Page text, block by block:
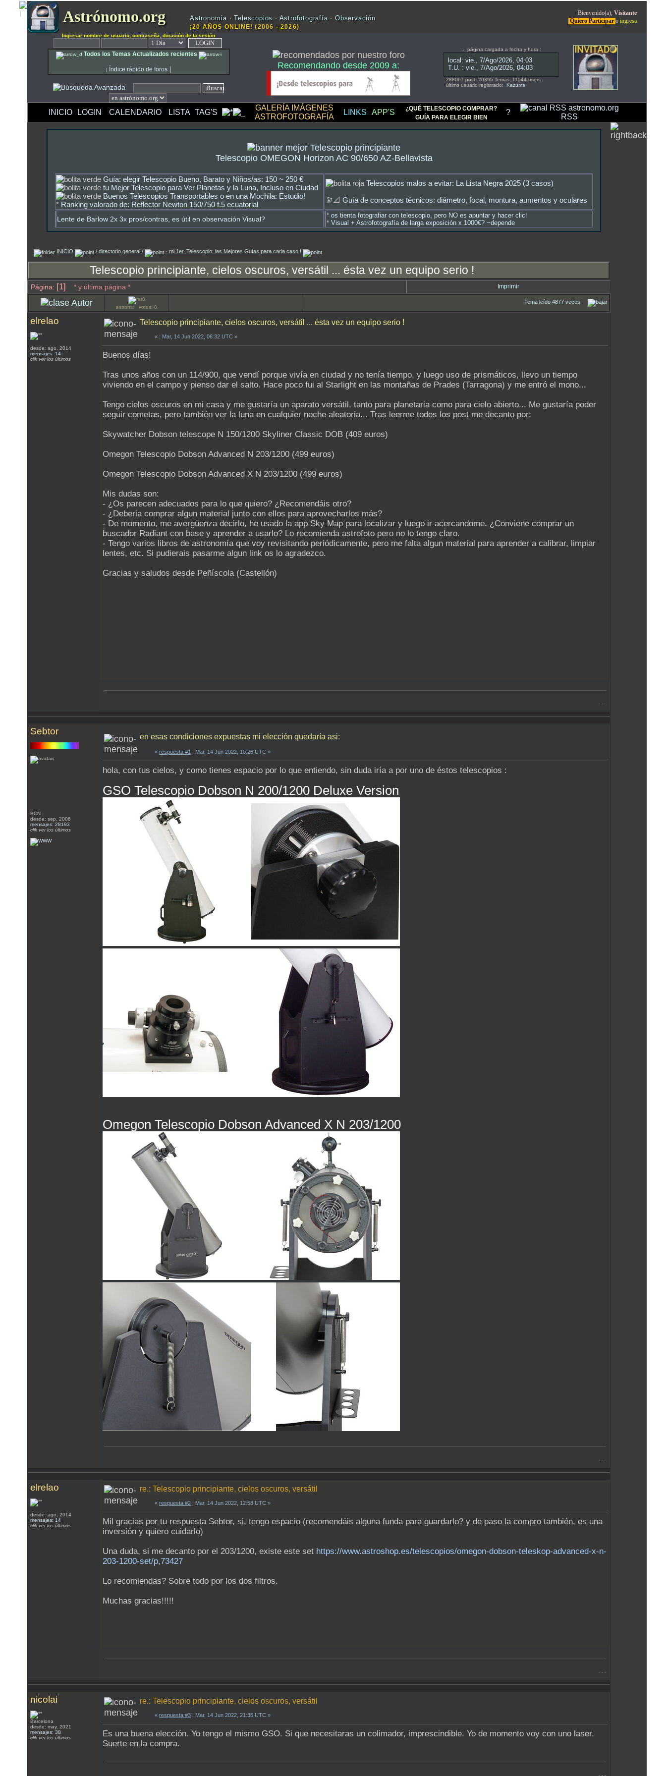
Astrónomo.org Astronomía · Telescopios · Astrofotografía · Observación
¡20 AÑOS ONLINE! (2006 - 2026)
Bienvenido(a), Visitante
Quiero Participar o ingresa
Ingresar nombre de usuario, contraseña, duración de la sesión
Todos los Temas Actualizados recientes
| Índice rápido de foros| Recomendando desde 2009 a:
... página cargada a fecha y hora :
288067 post, 20395 Temas, 11544 users
último usuario registrado: Kazuma
INICIO LOGIN CALENDARIO LISTA TAG'S
GALERÍA IMÁGENES
ASTROFOTOGRAFÍA
LINKS APP'S
¿QUÉ TELESCOPIO COMPRAR?
GUÍA PARA ELEGIR BIEN
?
RSS
Telescopio OMEGON Horizon AC 90/650 AZ-Bellavista
Guía: elegir Telescopio Bueno, Barato y Niños/as: 150 ~ 250 €
tu Mejor Telescopio para Ver Planetas y la Luna, Incluso en Ciudad
Buenos Telescopios Transportables o en una Mochila: Estudio!
* Ranking valorado de: Reflector Newton 150/750 f.5 ecuatorial
Telescopios malos a evitar: La Lista Negra 2025 (3 casos)
🔭📐 Guía de conceptos técnicos: diámetro, focal, montura, aumentos y oculares
Lente de Barlow 2x 3x pros/contras, es útil en observación Visual? * os tienta fotografiar con telescopio, pero NO es apuntar y hacer clic!
* Visual + Astrofotografía de larga exposición x 1000€? ~depende
INICIO / directorio general / · mi 1er. Telescopio: las Mejores Guías para cada caso !
Telescopio principiante, cielos oscuros, versátil ... ésta vez un equipo serio !
Página: [1] * y última página * Imprimir
Autor astrons: votos: 0
Tema leído 4877 veces
elrelao
desde: ago, 2014
mensajes: 14
clik ver los últimos
Telescopio principiante, cielos oscuros, versátil ... ésta vez un equipo serio !
« : Mar, 14 Jun 2022, 06:32 UTC »
Buenos días!
Tras unos años con un 114/900, que vendí porque vivía en ciudad y no tenía tiempo, y luego uso de prismáticos, llevo un tiempo
viviendo en el campo y pienso dar el salto. Hace poco fui al Starlight en las montañas de Prades (Tarragona) y me entró el mono...
Tengo cielos oscuros en mi casa y me gustaría un aparato versátil, tanto para planetaria como para cielo abierto... Me gustaría poder
seguir cometas, pero también ver la luna en cualquier noche aleatoria... Tras leerme todos los post me decanto por:
Skywatcher Dobson telescope N 150/1200 Skyliner Classic DOB (409 euros)
Omegon Telescopio Dobson Advanced N 203/1200 (499 euros)
Omegon Telescopio Dobson Advanced X N 203/1200 (499 euros)
Mis dudas son:
- ¿Os parecen adecuados para lo que quiero? ¿Recomendáis otro?
- ¿Deberia comprar algun material junto con ellos para aprovecharlos más?
- De momento, me avergüenza decirlo, he usado la app Sky Map para localizar y luego ir acercandome. ¿Conviene comprar un
buscador Radiant con base y aprender a usarlo? Lo recomienda astrofoto pero no lo tengo claro.
- Tengo varios libros de astronomía que voy revisitando periódicamente, pero me falta algun material para aprender a calibrar, limpiar
lentes, etc. Si pudierais pasarme algun link os lo agradezco.
Gracias y saludos desde Peñíscola (Castellón)
- - -
Sebtor
BCN
desde: sep, 2006
mensajes: 28193
clik ver los últimos
en esas condiciones expuestas mi elección quedaría asi:
« respuesta #1 : Mar, 14 Jun 2022, 10:26 UTC »
hola, con tus cielos, y como tienes espacio por lo que entiendo, sin duda iría a por uno de éstos telescopios :
GSO Telescopio Dobson N 200/1200 Deluxe Version
Omegon Telescopio Dobson Advanced X N 203/1200
- - -
elrelao
desde: ago, 2014
mensajes: 14
clik ver los últimos
re.: Telescopio principiante, cielos oscuros, versátil
« respuesta #2 : Mar, 14 Jun 2022, 12:58 UTC »
Mil gracias por tu respuesta Sebtor, si, tengo espacio (recomendáis alguna funda para guardarlo? y de paso la compro también, es una
inversión y quiero cuidarlo)
Una duda, si me decanto por el 203/1200, existe este set https://www.astroshop.es/telescopios/omegon-dobson-teleskop-advanced-x-n-
203-1200-set/p,73427
Lo recomiendas? Sobre todo por los dos filtros.
Muchas gracias!!!!!
- - -
nicolai
Barcelona
desde: may, 2021
mensajes: 38
clik ver los últimos
re.: Telescopio principiante, cielos oscuros, versátil
« respuesta #3 : Mar, 14 Jun 2022, 21:35 UTC »
Es una buena elección. Yo tengo el mismo GSO. Si que necesitaras un colimador, imprescindible. Yo de momento voy con uno laser.
Suerte en la compra.
- - -